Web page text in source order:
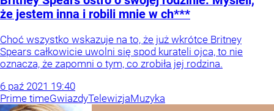
że jestem inna i robili mnie w ch***
Choć wszystko wskazuje na to, że już wkrótce Britney
Spears całkowicie uwolni się spod kurateli ojca, to nie
oznacza, że zapomni o tym, co zrobiła jej rodzina.
6 paź 2021 19:40
Prime timeGwiazdyTelewizjaMuzyka